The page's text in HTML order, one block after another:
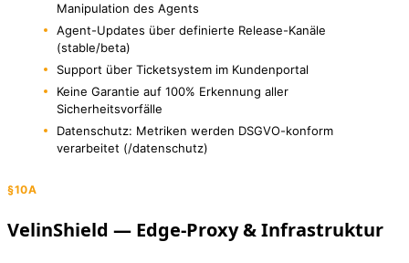
Manipulation des Agents
Agent-Updates über definierte Release-Kanäle
(stable/beta)
Support über Ticketsystem im Kundenportal
Keine Garantie auf 100% Erkennung aller
Sicherheitsvorfälle
Datenschutz: Metriken werden DSGVO-konform
verarbeitet (/datenschutz)
§10A
VelinShield — Edge-Proxy & Infrastruktur